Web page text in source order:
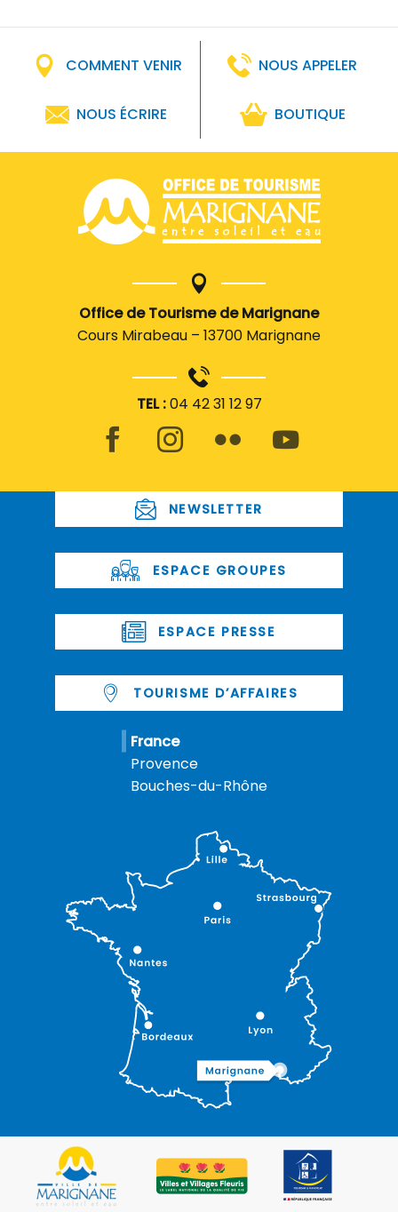
COMMENT VENIR NOUS APPELER
NOUS ÉCRIRE BOUTIQUE
Office de Tourisme de Marignane
Cours Mirabeau – 13700 Marignane
TEL :04 42 31 12 97
NEWSLETTER
ESPACE GROUPES
ESPACE PRESSE
TOURISME D’AFFAIRES
France
Provence
Bouches-du-Rhône